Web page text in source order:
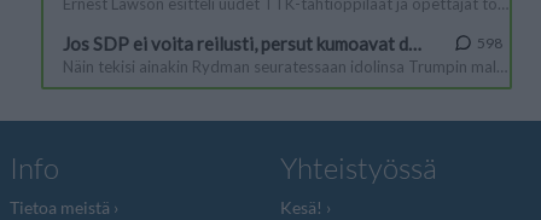
Info
Tietoa meistä
Yhteistyössä
Kesä!